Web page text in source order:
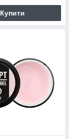
Купити